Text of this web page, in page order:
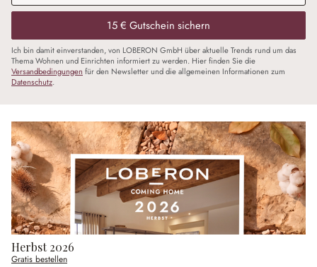
15 € Gutschein sichern
Ich bin damit einverstanden, von LOBERON GmbH über aktuelle Trends rund um das
Thema Wohnen und Einrichten informiert zu werden. Hier finden Sie die
Versandbedingungen für den Newsletter und die allgemeinen Informationen zum
Datenschutz.
Herbst 2026
Gratis bestellen